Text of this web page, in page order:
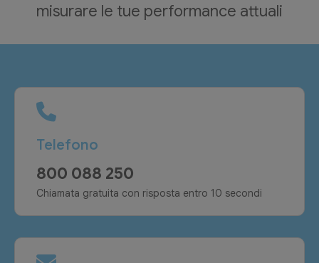
misurare le tue performance attuali
Telefono
800 088 250
Chiamata gratuita con risposta entro 10 secondi